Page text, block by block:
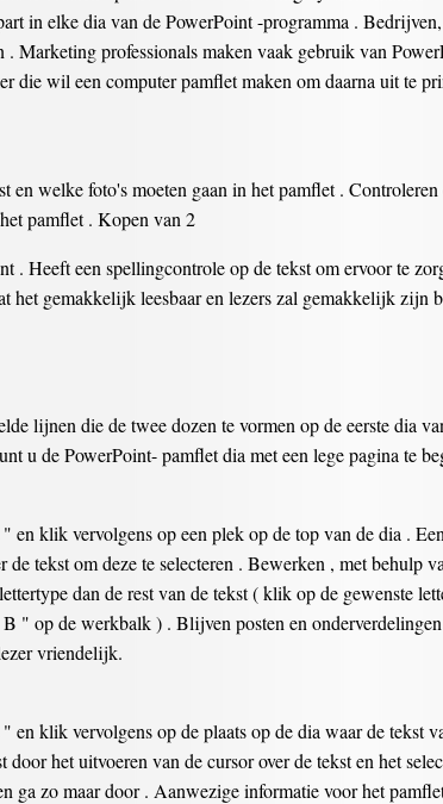
in elke dia van de PowerPoint -programma .
Marketing professionals maken vaak gebruik van
die wil een computer pamflet maken om daarna uit te
en welke foto's moeten gaan in het pamflet .
pamflet . Kopen van 2
. Heeft een spellingcontrole op de tekst om ervoor te
het gemakkelijk leesbaar en lezers zal gemakkelijk zijn
lijnen die de twee dozen te vormen op de eerste dia
u de PowerPoint- pamflet dia met een lege pagina te
klik vervolgens op een plek op de top van de dia .
tekst om deze te selecteren . Bewerken , met behulp
dan de rest van de tekst ( klik op de gewenste
" op de werkbalk ) . Blijven posten en
vriendelijk.
klik vervolgens op de plaats op de dia waar de tekst
het uitvoeren van de cursor over de tekst en het
ga zo maar door . Aanwezige informatie voor het